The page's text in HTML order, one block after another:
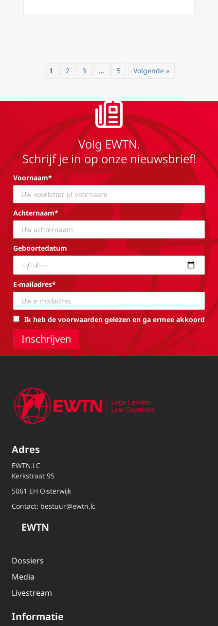
1 2 3 … 5 Volgende »
Volg EWTN.
Schrijf je in op onze nieuwsbrief!
Voornaam*
Achternaam*
Geboortedatum
E-mailadres*
Ik heb de voorwaarden gelezen en ga ermee akkoord
Adres
EWTN.LC
Kerkstraat 95
5061 EH Oisterwijk
Contact: bestuur@ewtn.lc
EWTN
Dossiers
Media
Livestream
Informatie